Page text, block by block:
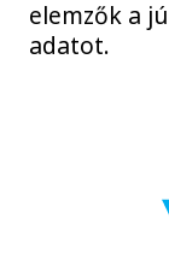
elemzők a
adatot.